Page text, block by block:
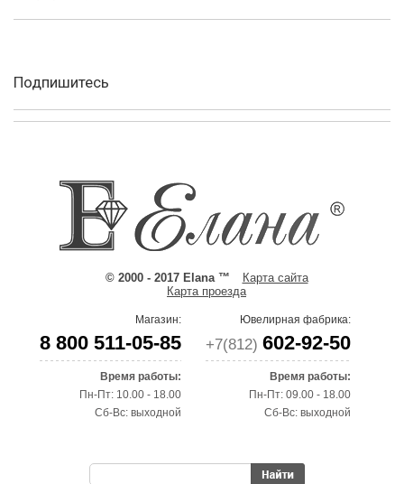
Подпишитесь
© 2000 - 2017 Elana ™
Карта сайта
Карта проезда
Магазин:
8 800 511-05-85
Время работы:
Пн-Пт: 10.00 - 18.00
Сб-Вс: выходной
Ювелирная фабрика:
+7(812) 602-92-50
Время работы:
Пн-Пт: 09.00 - 18.00
Сб-Вс: выходной